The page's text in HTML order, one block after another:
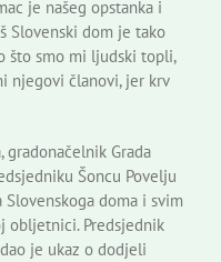
je našeg opstanka i
Slovenski dom je tako
što smo mi ljudski topli,
njegovi članovi, jer krv
Grada
Šoncu Povelju
doma i svim
obljetnici. Predsjednik
je ukaz o dodjeli